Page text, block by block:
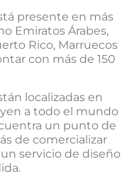
presente en más
Emiratos Árabes,
Rico, Marruecos
con más de 150
localizadas en
a todo el mundo
un punto de
de comercializar
servicio de diseño